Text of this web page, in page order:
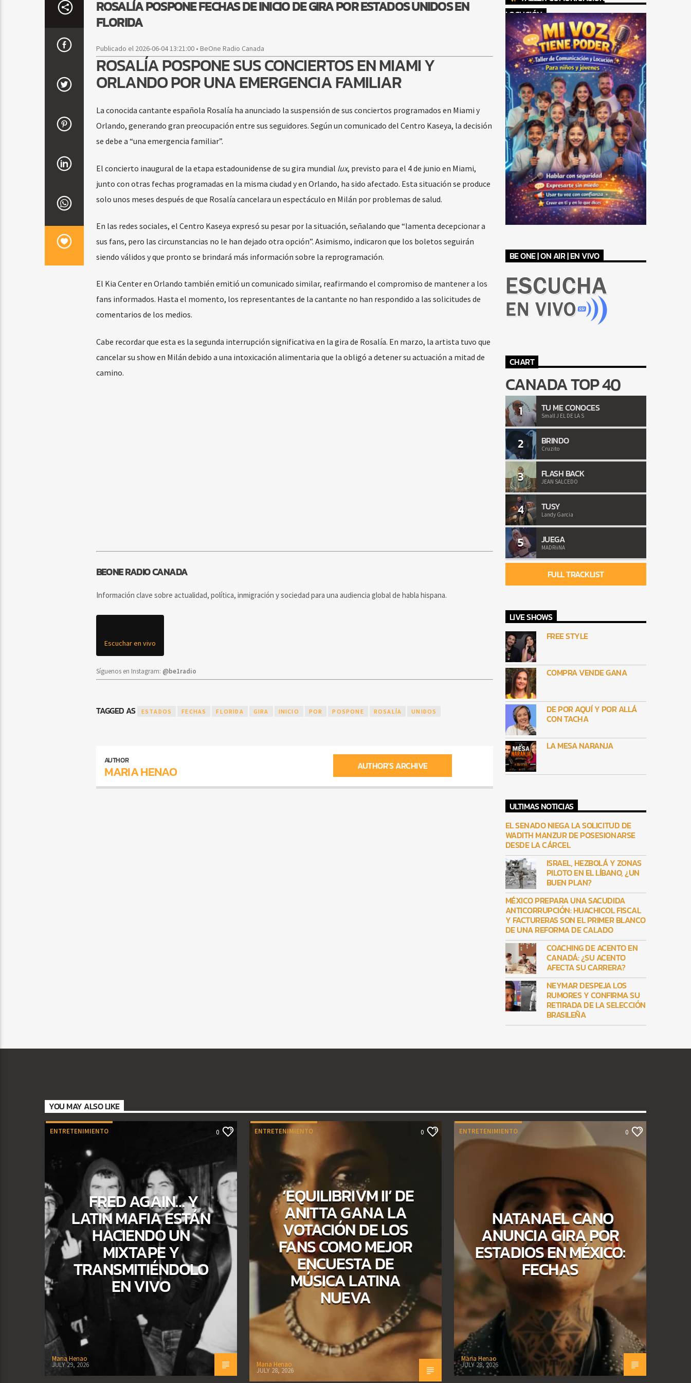
ROSALÍA POSPONE FECHAS DE INICIO DE GIRA POR ESTADOS UNIDOS EN
FLORIDA
Publicado el 2026-06-04 13:21:00 • BeOne Radio Canada
ROSALÍA POSPONE SUS CONCIERTOS EN MIAMI Y
ORLANDO POR UNA EMERGENCIA FAMILIAR
La conocida cantante española Rosalía ha anunciado la suspensión de sus conciertos programados en Miami y
Orlando, generando gran preocupación entre sus seguidores. Según un comunicado del Centro Kaseya, la decisión
se debe a “una emergencia familiar”.
El concierto inaugural de la etapa estadounidense de su gira mundial lux, previsto para el 4 de junio en Miami,
junto con otras fechas programadas en la misma ciudad y en Orlando, ha sido afectado. Esta situación se produce
solo unos meses después de que Rosalía cancelara un espectáculo en Milán por problemas de salud.
En las redes sociales, el Centro Kaseya expresó su pesar por la situación, señalando que “lamenta decepcionar a
sus fans, pero las circunstancias no le han dejado otra opción”. Asimismo, indicaron que los boletos seguirán
siendo válidos y que pronto se brindará más información sobre la reprogramación.
El Kia Center en Orlando también emitió un comunicado similar, reafirmando el compromiso de mantener a los
fans informados. Hasta el momento, los representantes de la cantante no han respondido a las solicitudes de
comentarios de los medios.
Cabe recordar que esta es la segunda interrupción significativa en la gira de Rosalía. En marzo, la artista tuvo que
cancelar su show en Milán debido a una intoxicación alimentaria que la obligó a detener su actuación a mitad de
camino.
BEONE RADIO CANADA
Información clave sobre actualidad, política, inmigración y sociedad para una audiencia global de habla hispana.
Escuchar en vivo
Síguenos en Instagram: @be1radio
TAGGED AS ESTADOS FECHAS FLORIDA GIRA INICIO POR POSPONE ROSALÍA UNIDOS
AUTHOR
MARIA HENAO AUTHOR'S ARCHIVE
LOCUCIÓN
BE ONE | ON AIR | EN VIVO
CHART
CANADA TOP 40
1 TU ME CONOCES
Small J EL DE LA S
2 BRINDO
Cruzito
3 FLASH BACK
JEAN SALCEDO
4 TUSY
Landy Garcia
5 JUEGA
MADRiiNA
FULL TRACKLIST
LIVE SHOWS
FREE STYLE
COMPRA VENDE GANA
DE POR AQUÍ Y POR ALLÁ
CON TACHA
LA MESA NARANJA
ULTIMAS NOTICIAS
EL SENADO NIEGA LA SOLICITUD DE
WADITH MANZUR DE POSESIONARSE
DESDE LA CÁRCEL
ISRAEL, HEZBOLÁ Y ZONAS
PILOTO EN EL LÍBANO, ¿UN
BUEN PLAN?
MÉXICO PREPARA UNA SACUDIDA
ANTICORRUPCIÓN: HUACHICOL FISCAL
Y FACTURERAS SON EL PRIMER BLANCO
DE UNA REFORMA DE CALADO
COACHING DE ACENTO EN
CANADÁ: ¿SU ACENTO
AFECTA SU CARRERA?
NEYMAR DESPEJA LOS
RUMORES Y CONFIRMA SU
RETIRADA DE LA SELECCIÓN
BRASILEÑA
YOU MAY ALSO LIKE
ENTRETENIMIENTO 0
FRED AGAIN… Y
LATIN MAFIA ESTÁN
HACIENDO UN
MIXTAPE Y
TRANSMITIÉNDOLO
EN VIVO
Maria Henao
JULY 29, 2026
ENTRETENIMIENTO 0
‘EQUILIBRIVM II’ DE
ANITTA GANA LA
VOTACIÓN DE LOS
FANS COMO MEJOR
ENCUESTA DE
MÚSICA LATINA
NUEVA
Maria Henao
JULY 28, 2026
ENTRETENIMIENTO 0
NATANAEL CANO
ANUNCIA GIRA POR
ESTADIOS EN MÉXICO:
FECHAS
Maria Henao
JULY 28, 2026